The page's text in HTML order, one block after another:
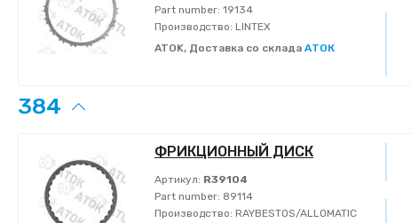
Part number: 19134
Производство: LINTEX
ATOK, Доставка со склада АТОК
384
ФРИКЦИОННЫЙ ДИСК
Артикул: R39104
Part number: 89114
Производство: RAYBESTOS/ALLOMATIC